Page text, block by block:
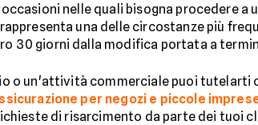
nelle quali bisogna procedere a
una delle circostanze più
30 giorni dalla modifica portata a
o un'attività commerciale puoi
per negozi e piccole
di risarcimento da parte dei tuoi